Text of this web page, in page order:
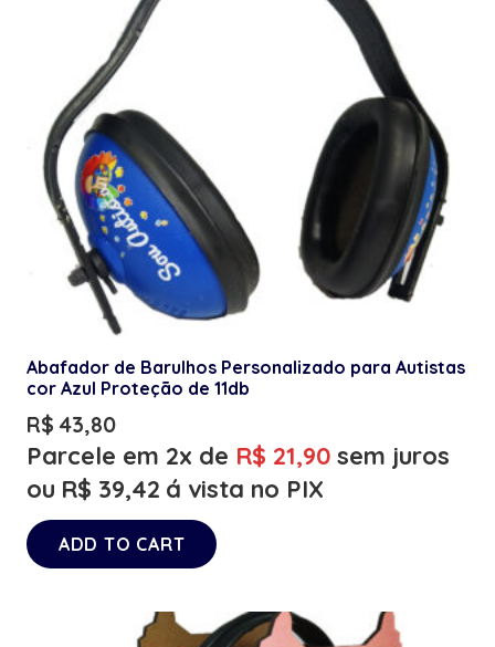
Abafador de Barulhos Personalizado para Autistas
cor Azul Proteção de 11db
R$ 43,80
Parcele em 2x de R$ 21,90 sem juros
ou R$ 39,42 á vista no PIX
ADD TO CART